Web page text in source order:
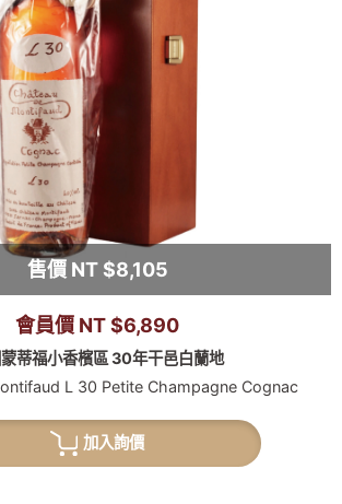
售價 NT $8,105
會員價 NT $6,890
蒂福小香檳區 30年干邑白蘭地
L 30 Petite Champagne Cognac
加入詢價